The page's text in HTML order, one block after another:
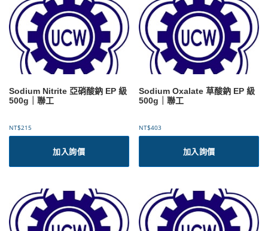
Sodium Nitrite 亞硝酸鈉 EP 級
500g｜聯工
NT$215
加入詢價
Sodium Oxalate 草酸鈉 EP 級
500g｜聯工
NT$403
加入詢價